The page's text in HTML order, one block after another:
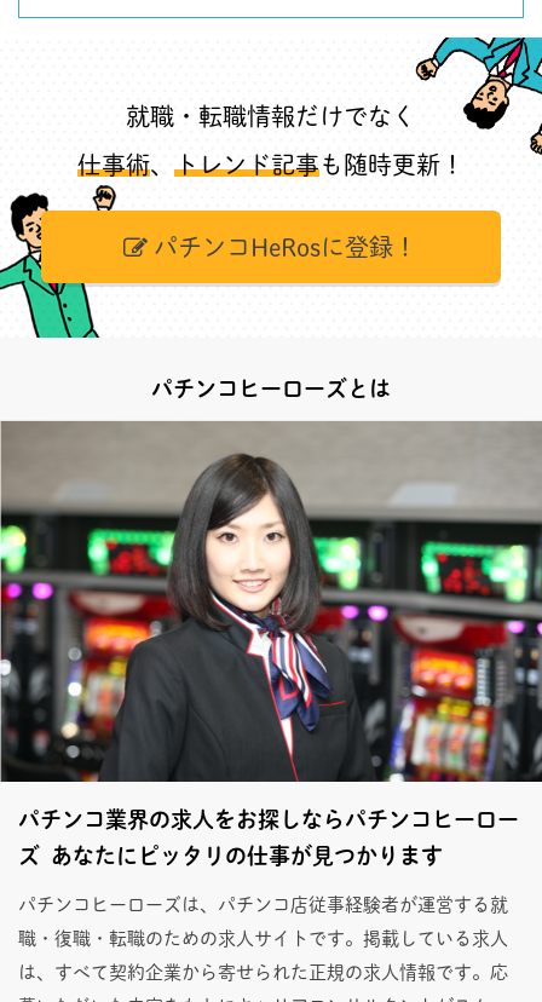
就職・転職情報だけでなく
仕事術、 トレンド記事も随時更新！
パチンコHeRosに登録！
パチンコヒーローズとは
パチンコ業界の求人をお探しならパチンコヒーロー
ズ あなたにピッタリの仕事が見つかります
パチンコヒーローズは、パチンコ店従事経験者が運営する就
職・復職・転職のための求人サイトです。掲載している求人
は、すべて契約企業から寄せられた正規の求人情報です。応